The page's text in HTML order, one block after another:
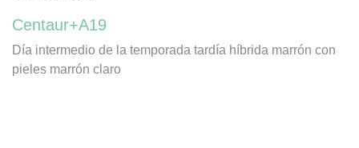
Centaur+A19
Día intermedio de la temporada tardía híbrida marrón con
pieles marrón claro